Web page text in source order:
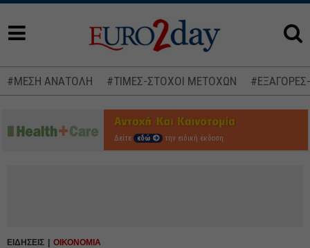
#ΜΕΣΗ ΑΝΑΤΟΛΗ #ΤΙΜΕΣ-ΣΤΟΧΟΙ ΜΕΤΟΧΩΝ
Δείτε εδώ την ειδική έκδοση
ΕΙΔΗΣΕΙΣ ΟΙΚΟΝΟΜΙΑ